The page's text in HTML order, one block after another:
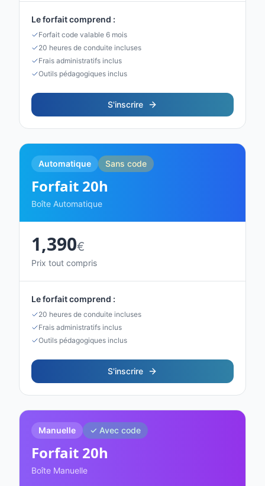
Le forfait comprend :
Forfait code valable 6 mois
20 heures de conduite incluses
Frais administratifs inclus
Outils pédagogiques inclus
S'inscrire
Automatique Sans code
Forfait 20h
Boîte Automatique
1,390€
Prix tout compris
Le forfait comprend :
20 heures de conduite incluses
Frais administratifs inclus
Outils pédagogiques inclus
S'inscrire
Manuelle ✓ Avec code
Forfait 20h
Boîte Manuelle